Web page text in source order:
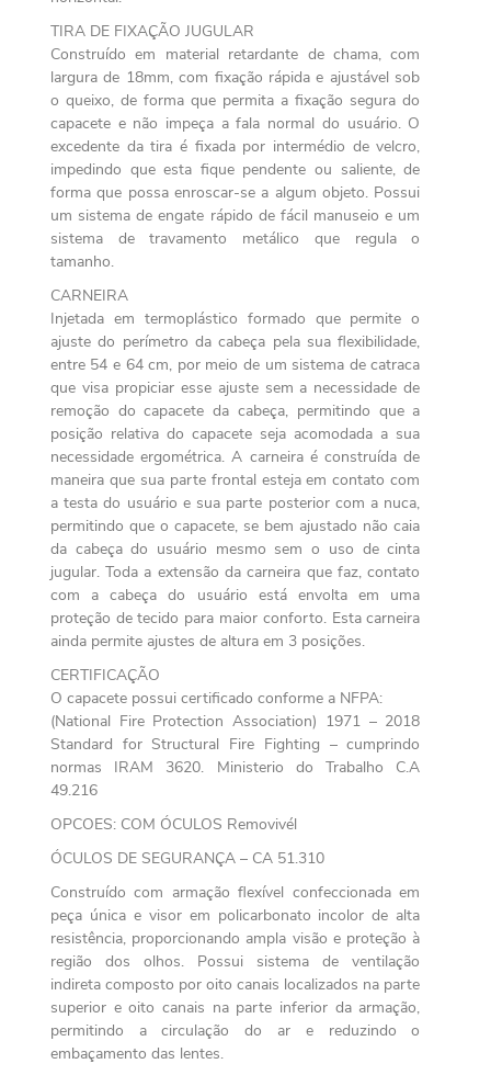
TIRA DE FIXAÇÃO JUGULAR
Construído em material retardante de chama, com
largura de 18mm, com fixação rápida e ajustável sob
o queixo, de forma que permita a fixação segura do
capacete e não impeça a fala normal do usuário. O
excedente da tira é fixada por intermédio de velcro,
impedindo que esta fique pendente ou saliente, de
forma que possa enroscar-se a algum objeto. Possui
um sistema de engate rápido de fácil manuseio e um
sistema de travamento metálico que regula o
tamanho.
CARNEIRA
Injetada em termoplástico formado que permite o
ajuste do perímetro da cabeça pela sua flexibilidade,
entre 54 e 64 cm, por meio de um sistema de catraca
que visa propiciar esse ajuste sem a necessidade de
remoção do capacete da cabeça, permitindo que a
posição relativa do capacete seja acomodada a sua
necessidade ergométrica. A carneira é construída de
maneira que sua parte frontal esteja em contato com
a testa do usuário e sua parte posterior com a nuca,
permitindo que o capacete, se bem ajustado não caia
da cabeça do usuário mesmo sem o uso de cinta
jugular. Toda a extensão da carneira que faz, contato
com a cabeça do usuário está envolta em uma
proteção de tecido para maior conforto. Esta carneira
ainda permite ajustes de altura em 3 posições.
CERTIFICAÇÃO
O capacete possui certificado conforme a NFPA:
(National Fire Protection Association) 1971 – 2018
Standard for Structural Fire Fighting – cumprindo
normas IRAM 3620. Ministerio do Trabalho C.A
49.216
OPCOES: COM ÓCULOS Removivél
ÓCULOS DE SEGURANÇA – CA 51.310
Construído com armação flexível confeccionada em
peça única e visor em policarbonato incolor de alta
resistência, proporcionando ampla visão e proteção à
região dos olhos. Possui sistema de ventilação
indireta composto por oito canais localizados na parte
superior e oito canais na parte inferior da armação,
permitindo a circulação do ar e reduzindo o
embaçamento das lentes.